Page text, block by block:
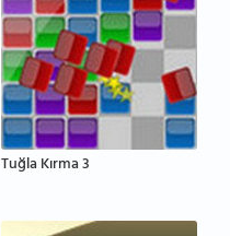
Tuğla Kırma 3